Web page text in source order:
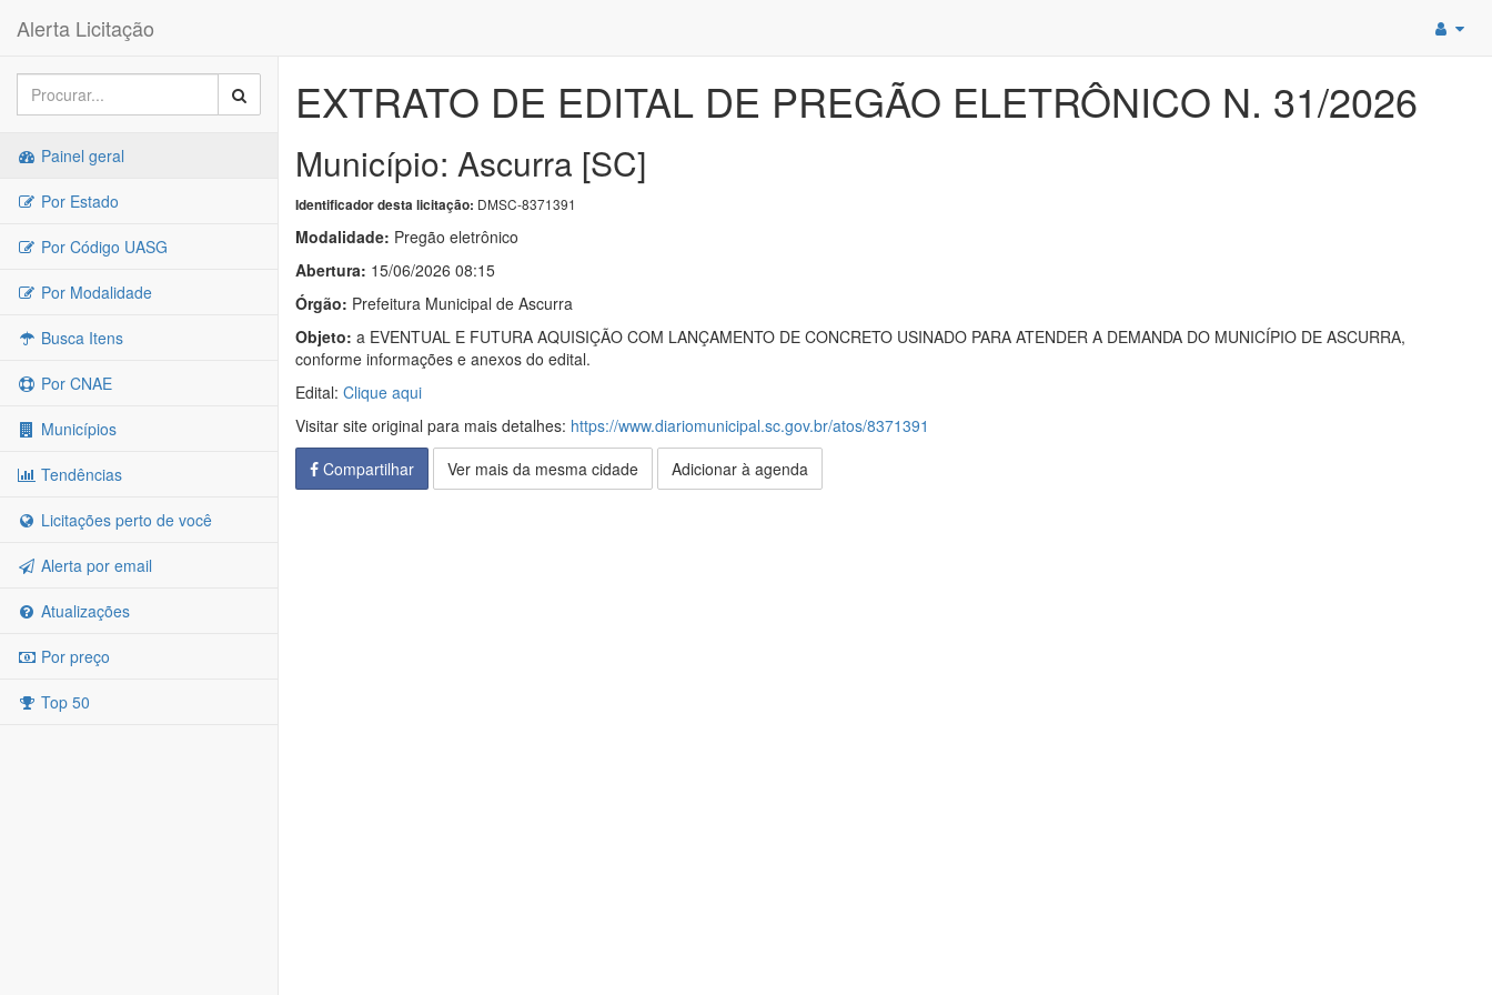
Alerta Licitação
Painel geral
Por Estado
Por Código UASG
Por Modalidade
Busca Itens
Por CNAE
Municípios
Tendências
Licitações perto de você
Alerta por email
Atualizações
Por preço
Top 50
EXTRATO DE EDITAL DE PREGÃO ELETRÔNICO N. 31/2026
Município: Ascurra [SC]
Identificador desta licitação: DMSC-8371391
Modalidade: Pregão eletrônico
Abertura: 15/06/2026 08:15
Órgão: Prefeitura Municipal de Ascurra
Objeto: a EVENTUAL E FUTURA AQUISIÇÃO COM LANÇAMENTO DE CONCRETO USINADO PARA ATENDER A DEMANDA DO MUNICÍPIO DE ASCURRA,
conforme informações e anexos do edital.
Edital: Clique aqui
Visitar site original para mais detalhes: https://www.diariomunicipal.sc.gov.br/atos/8371391
Compartilhar
Ver mais da mesma cidade Adicionar à agenda